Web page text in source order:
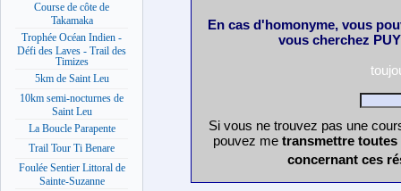
Course de côte de
Takamaka
Trophée Océan Indien -
Défi des Laves - Trail des
Timizes
5km de Saint Leu
10km semi-nocturnes de
Saint Leu
La Boucle Parapente
Trail Tour Ti Benare
Foulée Sentier Littoral de
Sainte-Suzanne
En cas d'homonyme, vous
vous cherchez
Si vous ne trouvez pas une
pouvez me transmettre
concernant ces